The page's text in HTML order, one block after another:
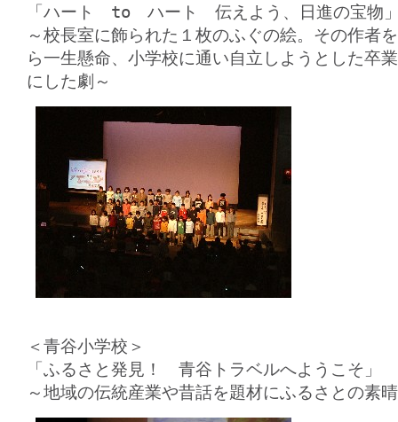
「ハート to ハート 伝えよう、日進の宝物
～校長室に飾られた１枚のふぐの絵。その作者
ら一生懸命、小学校に通い自立しようとした卒
にした劇～
＜青谷小学校＞
「ふるさと発見！ 青谷トラベルへようこそ」
～地域の伝統産業や昔話を題材にふるさとの素